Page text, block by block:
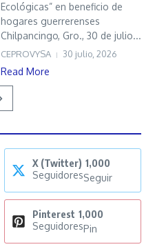
Ecológicas” en beneficio de
hogares guerrerenses
Chilpancingo, Gro., 30 de julio...
CEPROVYSA 30 julio, 2026
Read More
X (Twitter) 1,000
SeguidoresSeguir
Pinterest 1,000
SeguidoresPin